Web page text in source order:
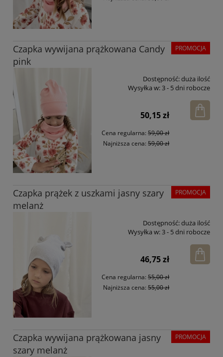
Czapka wywijana prążkowana Candy
pink
Dostępność:duża ilość
Wysyłka w:3 - 5 dni robocze
50,15 zł
Cena regularna:59,00 zł
Najniższa cena:59,00 zł
PROMOCJA
Czapka prążek z uszkami jasny szary
melanż
Dostępność:duża ilość
Wysyłka w:3 - 5 dni robocze
46,75 zł
Cena regularna:55,00 zł
Najniższa cena:55,00 zł
PROMOCJA
Czapka wywijana prążkowana jasny
szary melanż
PROMOCJA